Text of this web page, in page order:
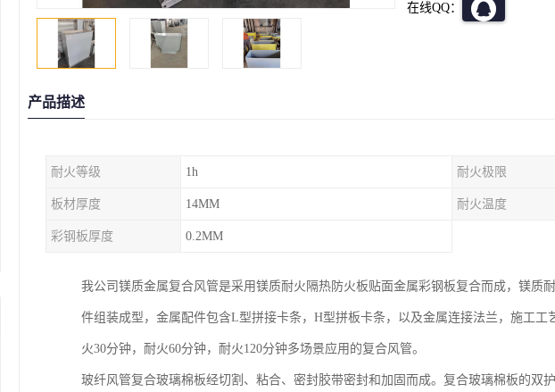
在线QQ：
产品描述
耐火等级 1h 耐火极限
板材厚度 14MM 耐火温度
彩钢板厚度 0.2MM
我公司镁质金属复合风管是采用镁质耐火隔热防火板贴面金属彩钢板复合而成，镁质
件组装成型，金属配件包含L型拼接卡条，H型拼板卡条，以及金属连接法兰，施工
火30分钟，耐火60分钟，耐火120分钟多场景应用的复合风管。
玻纤风管复合玻璃棉板经切割、粘合、密封胶带密封和加固而成。复合玻璃棉板的双